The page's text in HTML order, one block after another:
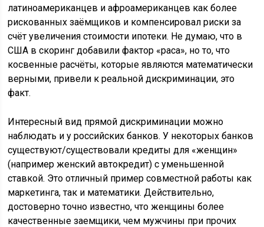
латиноамериканцев и афроамериканцев как более
рискованных заёмщиков и компенсировал риски за
счёт увеличения стоимости ипотеки. Не думаю, что в
США в скоринг добавили фактор «раса», но то, что
косвенные расчёты, которые являются математически
верными, привели к реальной дискриминации, это
факт.
Интересный вид прямой дискриминации можно
наблюдать и у российских банков. У некоторых банков
существуют/существовали кредиты для «женщин»
(например женский автокредит) с уменьшенной
ставкой. Это отличный пример совместной работы как
маркетинга, так и математики. Действительно,
достоверно точно известно, что женщины более
качественные заемщики, чем мужчины при прочих